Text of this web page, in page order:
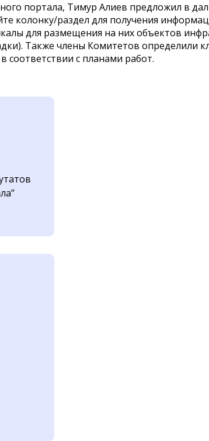
портала, Тимур Алиев предложил в
колонку/раздел для получения
для размещения на них объектов
Также члены Комитетов определили
соответствии с планами работ.